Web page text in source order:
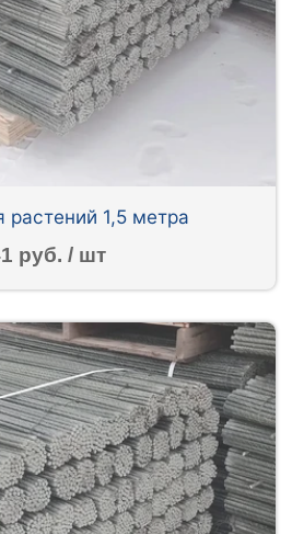
1,5 метра
руб. / шт